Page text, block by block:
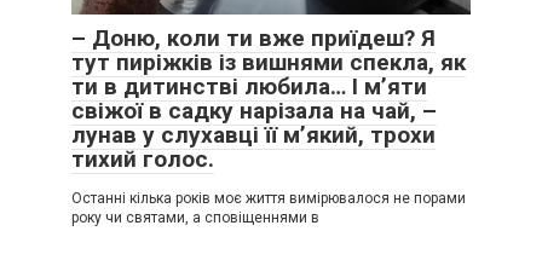
– Доню, коли ти вже приїдеш? Я
тут пиріжків із вишнями спекла, як
ти в дитинстві любила… І м’яти
свіжої в садку нарізала на чай, –
лунав у слухавці її м’який, трохи
тихий голос.
Останні кілька років моє життя вимірювалося не порами
року чи святами, а сповіщеннями в